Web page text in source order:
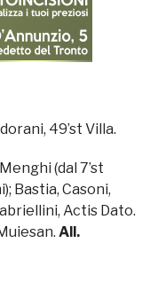
49’st Villa.
(dal 7’st
Bastia, Casoni,
Actis Dato.
All.